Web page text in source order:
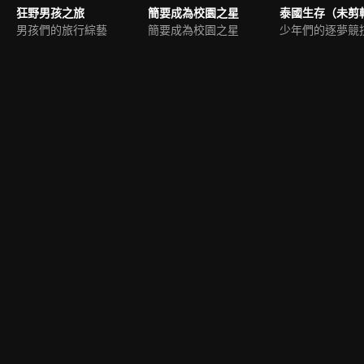
狂野男孩之旅
男孩們的旅行綜藝
簡要成為校園之星
簡要成為校園之星
泰國生存（未剪
少年們的逐夢競